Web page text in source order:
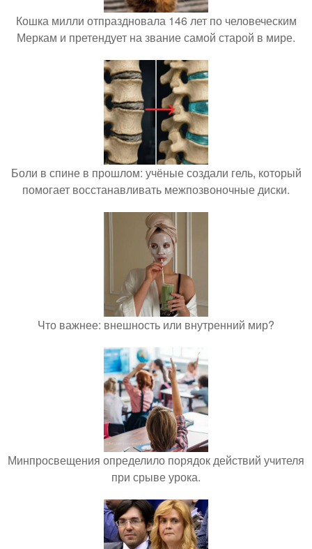
Кошка милли отпраздновала 146 лет по человеческим
Меркам и претендует на звание самой старой в мире.
Боли в спине в прошлом: учёные создали гель, который
помогает восстанавливать межпозвоночные диски.
Что важнее: внешность или внутренний мир?
Минпросвещения определило порядок действий учителя
при срыве урока.